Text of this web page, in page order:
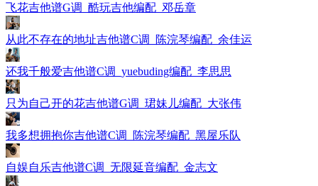
飞花吉他谱G调_酷玩吉他编配_邓岳章
从此不存在的地址吉他谱C调_陈浣琴编配_余佳运
还我千般爱吉他谱C调_yuebuding编配_李思思
只为自己开的花吉他谱G调_珺妹儿编配_大张伟
我多想拥抱你吉他谱C调_陈浣琴编配_黑屋乐队
自娱自乐吉他谱C调_无限延音编配_金志文